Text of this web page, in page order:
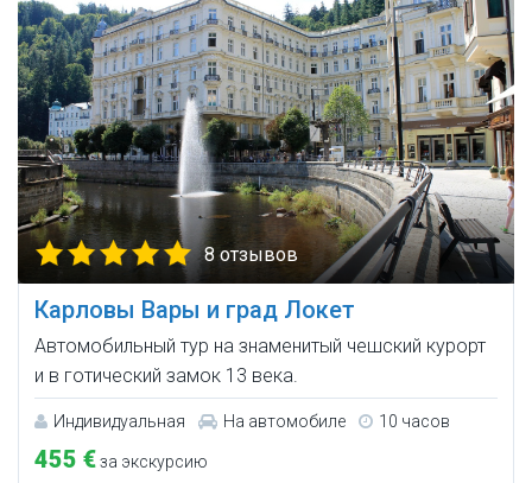
8 отзывов
Карловы Вары и град Локет
Автомобильный тур на знаменитый чешский курорт
и в готический замок 13 века.
Индивидуальная На автомобиле 10 часов
455 €за экскурсию